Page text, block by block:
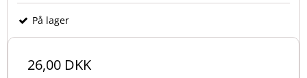
På lager
26,00 DKK